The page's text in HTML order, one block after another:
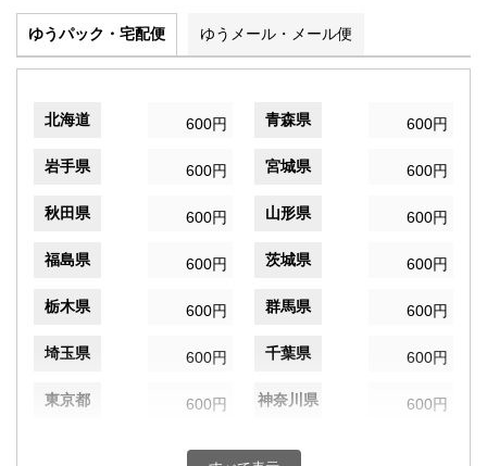
ゆうパック・宅配便 ゆうメール・メール便
北海道 600円 青森県 600円
岩手県 600円 宮城県 600円
秋田県 600円 山形県 600円
福島県 600円 茨城県 600円
栃木県 600円 群馬県 600円
埼玉県 600円 千葉県 600円
東京都 600円 神奈川県 600円
600円 富山県